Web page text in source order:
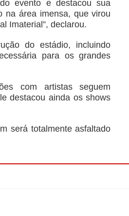
evento e destacou sua
na área imensa, que virou
Imaterial”, declarou.
do estádio, incluindo
para os grandes
com artistas seguem
destacou ainda os shows
será totalmente asfaltado